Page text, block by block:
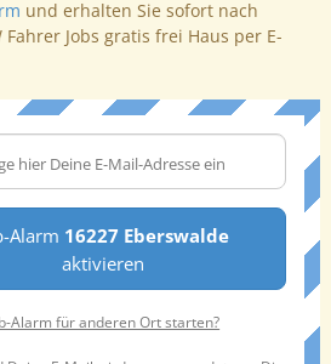
und erhalten Sie sofort nach
Jobs gratis frei Haus per E-
Alarm 16227 Eberswalde
aktivieren
Alarm für anderen Ort starten?